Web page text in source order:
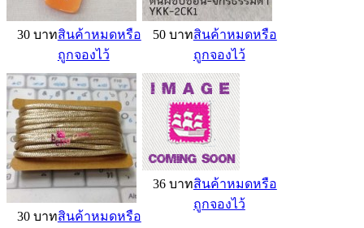
30 บาทสินค้าหมดหรือ
ถูกจองไว้
50 บาทสินค้าหมดหรือ
ถูกจองไว้
30 บาทสินค้าหมดหรือ
36 บาทสินค้าหมดหรือ
ถูกจองไว้